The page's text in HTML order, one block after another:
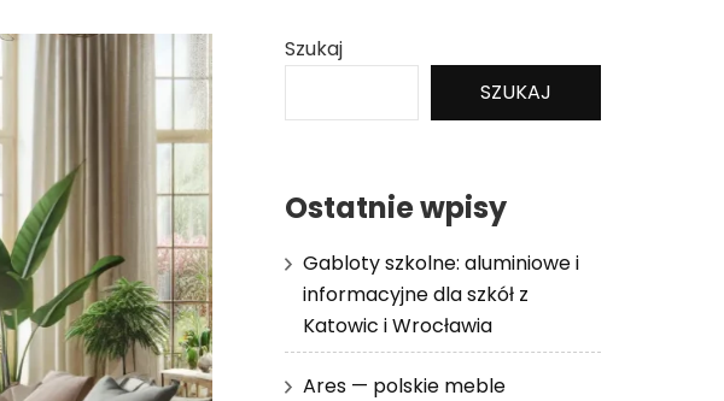
Szukaj
SZUKAJ
Ostatnie wpisy
Gabloty szkolne: aluminiowe i
informacyjne dla szkół z
Katowic i Wrocławia
Ares — polskie meble